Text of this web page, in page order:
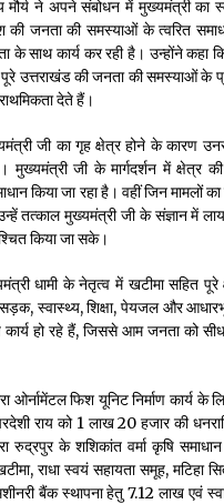
ने अपने संबोधन में मुख्यमंत्री का
की जनता की समस्याओं के त्वरित
के साथ कार्य कर रही है। उन्होंने कहा
पूरे उत्तराखंड की जनता की समस्याओं के
देते हैं।
जी का गृह क्षेत्र होने के कारण
मुख्यमंत्री जी के मार्गदर्शन में क्षेत्र
किया जा रहा है। वहीं जिन मामलों
तत्काल मुख्यमंत्री जी के संज्ञान में
किया जा सके।
धामी के नेतृत्व में खटीमा सहित पूरे
सड़क, स्वास्थ्य, शिक्षा, पेयजल और
हो रहे हैं, जिससे आम जनता को
ओर्नामेंटल फिश यूनिट निर्माण कार्य के
राय को 1 लाख 20 हजार की
रुद्रपुर के शशिकांत वर्मा कृषि
राधा स्वयं सहायता समूह, मटिहा
बैंक स्थापना हेतु 7.12 लाख एवं